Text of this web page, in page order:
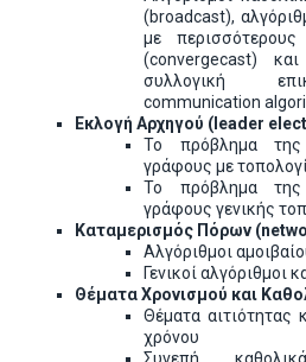
(broadcast),
με
(convergecast)
συλλογική
communication
Εκλογή Αρχηγού ( leader
Το πρόβλημα
γράφους με
Το πρόβλημα
γράφους γενικής
Καταμερισμός Πόρων
Αλγόριθμοι
Γενικοί αλγόριθμοι
Θέματα Χρονισμού και
Θέματα αιτιότητας
χρόνου